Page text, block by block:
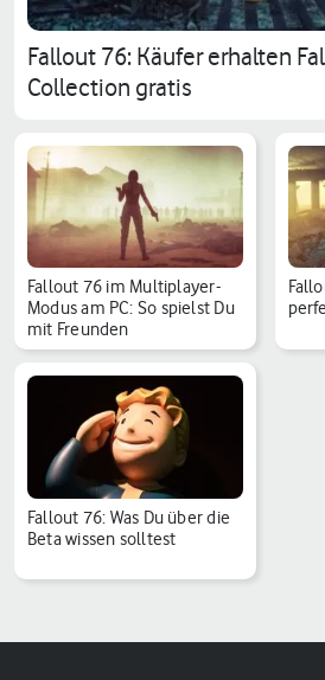
Fallout 76: Käufer erhalten
Collection gratis
Fallout 76 im Multiplayer-
Modus am PC: So spielst Du
mit Freunden
Fallout 76: Was Du über die
Beta wissen solltest